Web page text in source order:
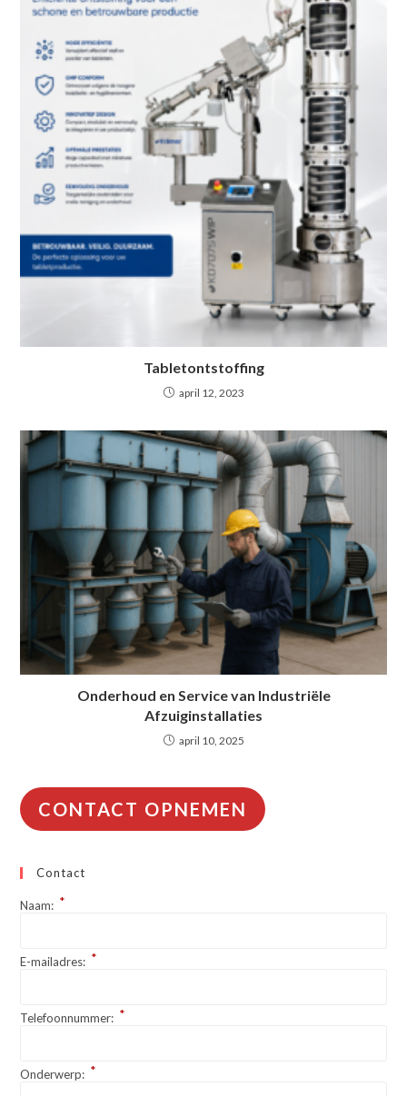
Tabletontstoffing
april 12, 2023
Onderhoud en Service van Industriële
Afzuiginstallaties
april 10, 2025
CONTACT OPNEMEN
Contact
Naam: *
E-mailadres: *
Telefoonnummer: *
Onderwerp: *